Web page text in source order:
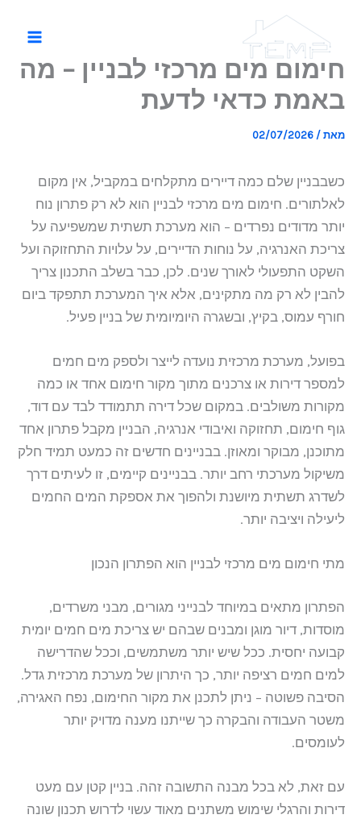
חימום מים מרכזי לבניין – מה
באמת כדאי לדעת
מאת /
02/07/2026
כשבבניין שלם כמה דיירים מתקלחים במקביל, אין מקום
לאלתורים. חימום מים מרכזי לבניין הוא לא רק פתרון נוח
יותר מדודים נפרדים – הוא מערכת תשתית שמשפיעה על
צריכת האנרגיה, על נוחות הדיירים, על עלויות התחזוקה ועל
השקט התפעולי לאורך שנים. לכן, כבר בשלב התכנון צריך
להבין לא רק מה מתקינים, אלא איך המערכת תתפקד ביום
חורף עמוס, בקיץ, ובשגרה היומיומית של בניין פעיל.
בפועל, מערכת מרכזית נועדה לייצר ולספק מים חמים
למספר דירות או צרכנים מתוך מקור חימום אחד או כמה
מקורות משולבים. במקום שכל דירה תתמודד לבד עם דוד,
גוף חימום, תחזוקה ואיבודי אנרגיה, הבניין מקבל פתרון אחד
מתוכנן, מבוקר ומאוזן. בבניינים חדשים זה כמעט תמיד חלק
משיקול מערכתי רחב יותר. בבניינים קיימים, זו לעיתים דרך
לשדרג תשתית מיושנת ולהפוך את אספקת המים החמים
ליעילה ויציבה יותר.
מתי חימום מים מרכזי לבניין הוא הפתרון הנכון
הפתרון מתאים במיוחד לבנייני מגורים, מבני משרדים,
מוסדות, דיור מוגן ומבנים שבהם יש צריכת מים חמים יומית
קבועה יחסית. ככל שיש יותר משתמשים, וככל שהדרישה
למים חמים רציפה יותר, כך היתרון של מערכת מרכזית גדל.
הסיבה פשוטה – ניתן לתכנן את מקור החימום, נפח האגירה,
משטר העבודה והבקרה כך שייתנו מענה מדויק יותר
לעומסים.
עם זאת, לא בכל מבנה התשובה זהה. בניין קטן עם מעט
דירות והרגלי שימוש משתנים מאוד עשוי לדרוש תכנון שונה